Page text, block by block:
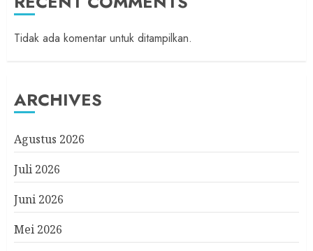
Tidak ada komentar untuk ditampilkan.
ARCHIVES
Agustus 2026
Juli 2026
Juni 2026
Mei 2026